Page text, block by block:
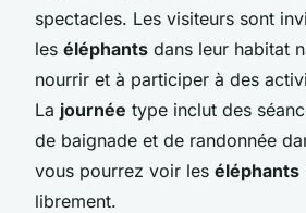
spectacles. Les visiteurs sont
les éléphants dans leur habitat
nourrir et à participer à des
La journée type inclut des
de baignade et de randonnée
vous pourrez voir les éléphants
librement.